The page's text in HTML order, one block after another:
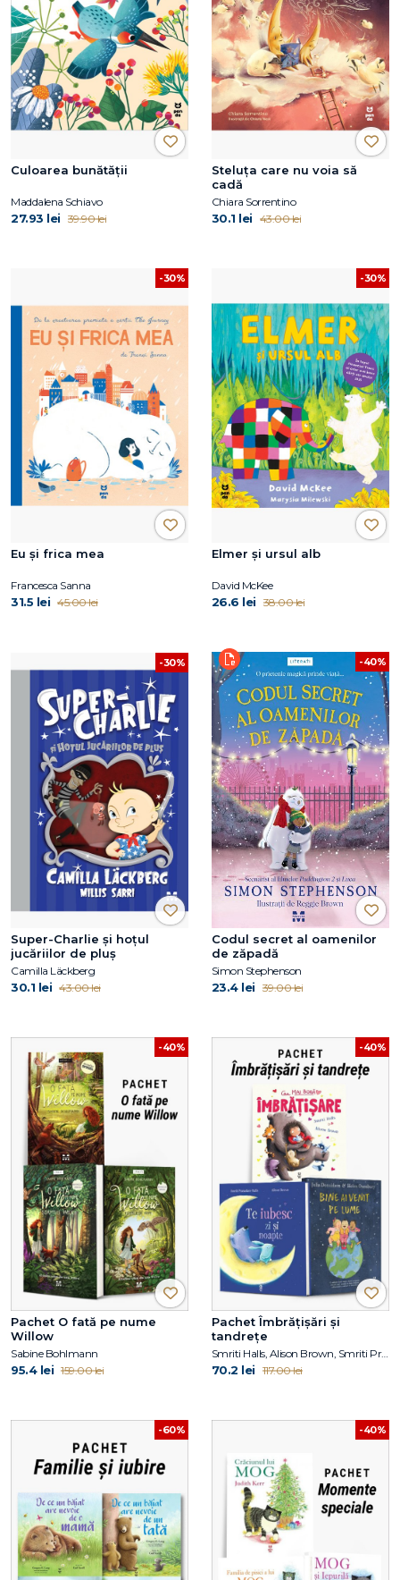
Culoarea bunătății
Maddalena Schiavo
27.93 lei 39.90 lei
Steluța care nu voia să
cadă
Chiara Sorrentino
30.1 lei 43.00 lei
-30%
Eu și frica mea
Francesca Sanna
31.5 lei 45.00 lei
-30%
Elmer și ursul alb
David McKee
26.6 lei 38.00 lei
-30%
Super-Charlie și hoțul
jucăriilor de pluș
Camilla Läckberg
30.1 lei 43.00 lei
-40%
Codul secret al oamenilor
de zăpadă
Simon Stephenson
23.4 lei 39.00 lei
-40%
Pachet O fată pe nume
Willow
Sabine Bohlmann
95.4 lei 159.00 lei
-40%
Pachet Îmbrățișări și
tandrețe
Smriti Halls, Alison Brown, Smriti Prasadam-Halls, Julia Donaldson
70.2 lei 117.00 lei
-60% -40%